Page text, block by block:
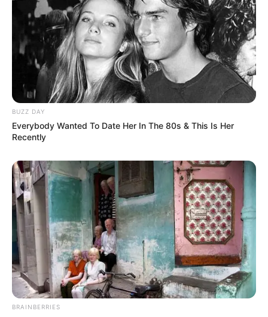
BUZZ DAY
Everybody Wanted To Date Her In The 80s & This Is Her
Recently
BRAINBERRIES